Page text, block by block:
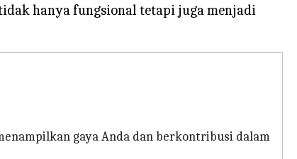
hanya fungsional tetapi juga menjadi
gaya Anda dan berkontribusi dalam